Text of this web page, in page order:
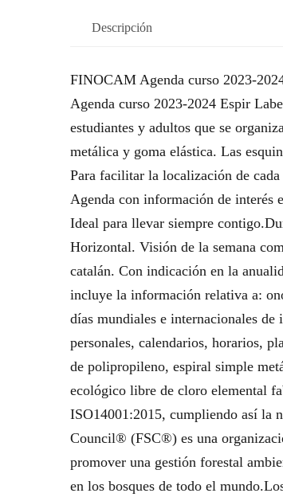
Descripción
FINOCAM Agenda curso 2023-
Agenda curso 2023-2024 Espir
estudiantes y adultos que se
metálica y goma elástica. Las
Para facilitar la localización de
Agenda con información de
Ideal para llevar siempre
Horizontal. Visión de la semana
catalán. Con indicación en la
incluye la información relativa a:
días mundiales e internacionales de
personales, calendarios, horarios,
de polipropileno, espiral simple
ecológico libre de cloro elemental
ISO14001:2015, cumpliendo así la
Council® (FSC®) es una
promover una gestión forestal
en los bosques de todo el